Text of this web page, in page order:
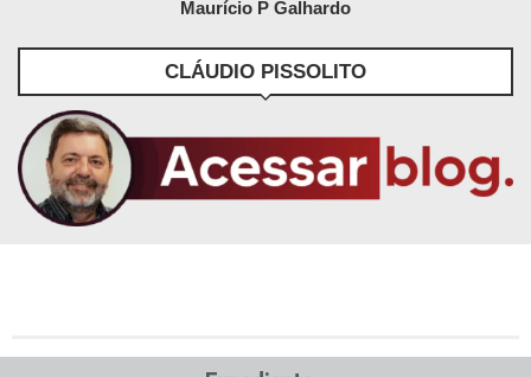
Maurício P Galhardo
CLÁUDIO PISSOLITO